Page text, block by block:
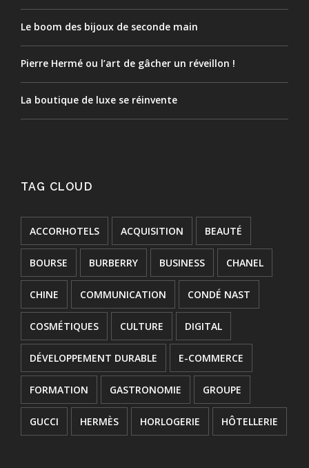
Le boom des bijoux de seconde main
Pierre Hermé ou l’art de gâcher un réveillon !
La boutique de luxe se réinvente
TAG CLOUD
ACCORHOTELS ACQUISITION BEAUTÉ
BOURSE BURBERRY BUSINESS CHANEL
CHINE COMMUNICATION CONDÉ NAST
COSMÉTIQUES CULTURE DIGITAL
DÉVELOPPEMENT DURABLE E-COMMERCE
FORMATION GASTRONOMIE GROUPE
GUCCI HERMÈS HORLOGERIE HÔTELLERIE